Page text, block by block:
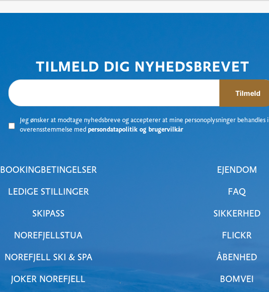
TILMELD DIG NYHEDSBREVET
Tilmeld
Jeg ønsker at modtage nyhedsbreve og accepterer at mine personoplysninger behandles i
overensstemmelse med persondatapolitik og brugervilkår
BOOKINGBETINGELSER
LEDIGE STILLINGER
SKIPASS
NOREFJELLSTUA
NOREFJELL SKI & SPA
JOKER NOREFJELL
EJENDOM
FAQ
SIKKERHED
FLICKR
ÅBENHED
BOMVEI